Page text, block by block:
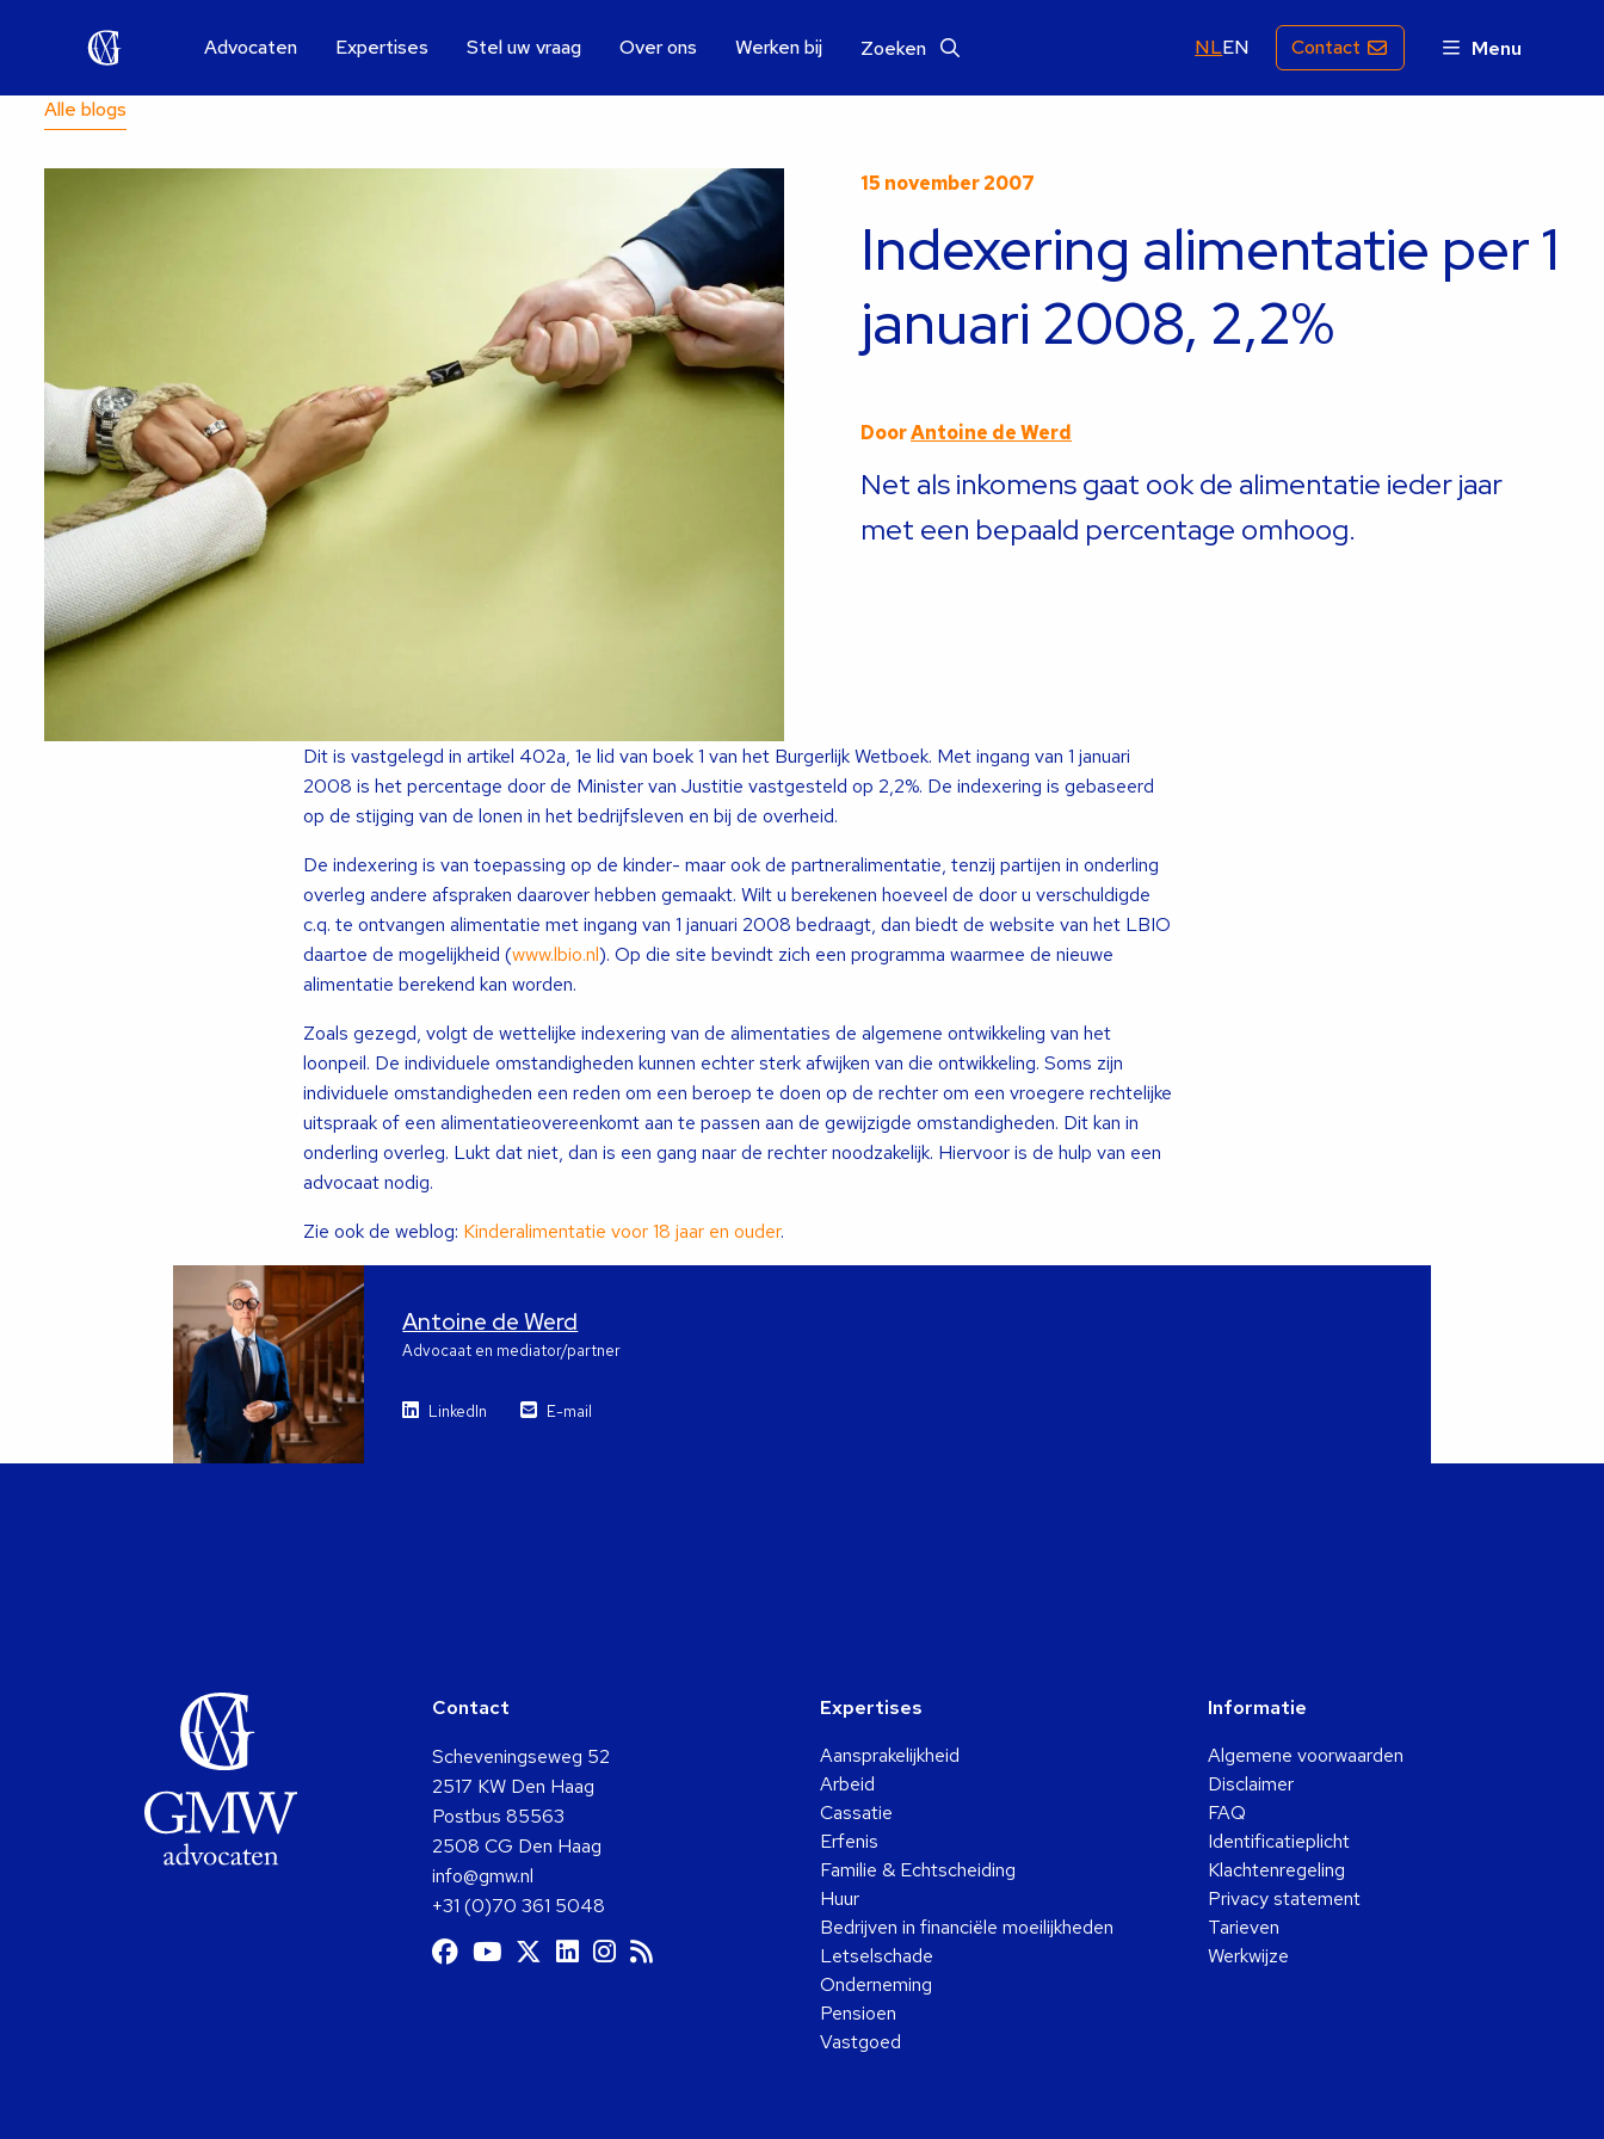
Advocaten Expertises Stel uw vraag Over ons Werken bij Zoeken NLEN Contact Menu
Alle blogs
15 november 2007
Indexering alimentatie per 1
januari 2008, 2,2%
DoorAntoine de Werd
Net als inkomens gaat ook de alimentatie ieder jaar
met een bepaald percentage omhoog.
Dit is vastgelegd in artikel 402a, 1e lid van boek 1 van het Burgerlijk Wetboek. Met ingang van 1 januari
2008 is het percentage door de Minister van Justitie vastgesteld op 2,2%. De indexering is gebaseerd
op de stijging van de lonen in het bedrijfsleven en bij de overheid.
De indexering is van toepassing op de kinder- maar ook de partneralimentatie, tenzij partijen in onderling
overleg andere afspraken daarover hebben gemaakt. Wilt u berekenen hoeveel de door u verschuldigde
c.q. te ontvangen alimentatie met ingang van 1 januari 2008 bedraagt, dan biedt de website van het LBIO
daartoe de mogelijkheid (www.lbio.nl). Op die site bevindt zich een programma waarmee de nieuwe
alimentatie berekend kan worden.
Zoals gezegd, volgt de wettelijke indexering van de alimentaties de algemene ontwikkeling van het
loonpeil. De individuele omstandigheden kunnen echter sterk afwijken van die ontwikkeling. Soms zijn
individuele omstandigheden een reden om een beroep te doen op de rechter om een vroegere rechtelijke
uitspraak of een alimentatieovereenkomt aan te passen aan de gewijzigde omstandigheden. Dit kan in
onderling overleg. Lukt dat niet, dan is een gang naar de rechter noodzakelijk. Hiervoor is de hulp van een
advocaat nodig.
Zie ook de weblog: Kinderalimentatie voor 18 jaar en ouder.
Antoine de Werd
Advocaat en mediator/partner
LinkedIn E-mail
Contact
Scheveningseweg 52
2517 KW Den Haag
Postbus 85563
2508 CG Den Haag
info@gmw.nl
+31 (0)70 361 5048
Ga
Ga
Ga
Ga Ga
Expertises
Aansprakelijkheid
Arbeid
Cassatie
Erfenis
Familie & Echtscheiding
Huur
Bedrijven in financiële moeilijkheden
Letselschade
Onderneming
Pensioen
Vastgoed
Informatie
Algemene voorwaarden
Disclaimer
FAQ
Identificatieplicht
Klachtenregeling
Privacy statement
Tarieven
Werkwijze